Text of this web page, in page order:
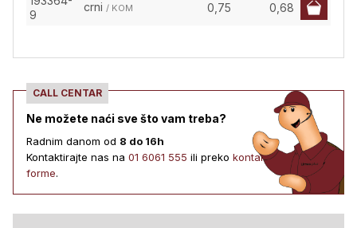
9
crni / KOM 0,75 0,68
CALL CENTAR
Ne možete naći sve što vam treba?
Radnim danom od 8 do 16h
Kontaktirajte nas na 01 6061 555 ili preko kontakt
forme.